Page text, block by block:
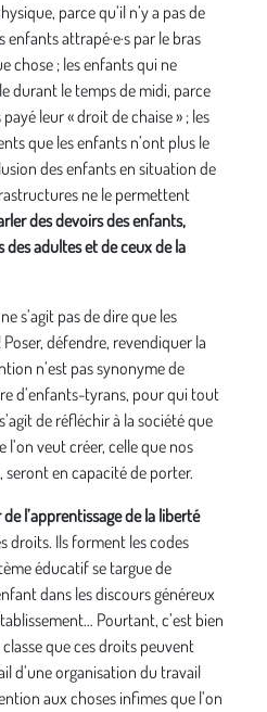
parce qu’il n’y a pas de
attrapé·e·s par le bras
chose ; les enfants qui ne
durant le temps de midi, parce
leur « droit de chaise » ; les
que les enfants n’ont plus le
des enfants en situation de
ne le permettent
des devoirs des enfants,
des adultes et de ceux de la
s’agit pas de dire que les
défendre, revendiquer la
n’est pas synonyme de
d’enfants-tyrans, pour qui tout
de réfléchir à la société que
l’on veut créer, celle que nos
en capacité de porter.
de l’apprentissage de la liberté
droits. Ils forment les codes
éducatif se targue de
dans les discours généreux
Pourtant, c’est bien
que ces droits peuvent
d’une organisation du travail
aux choses infimes que l’on